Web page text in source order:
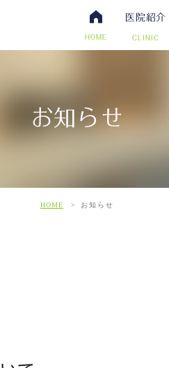
HOME
医院紹介
CLINIC
療時間 スタッフ募集
日帰り手術（内
ワクチン・予防接種
お知らせ
HOME お知らせ